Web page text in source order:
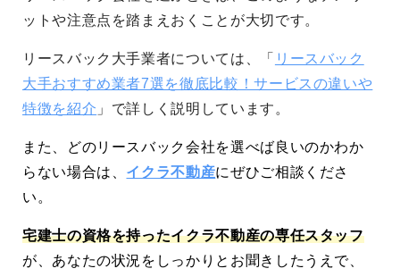
ットや注意点を踏まえおくことが大切です。
リースバック大手業者については、「 リースバック
大手おすすめ業者7選を徹底比較！サービスの違いや
特徴を紹介 」で詳しく説明しています。
また、どのリースバック会社を選べば良いのかわか
らない場合は、 イクラ不動産にぜひご相談くださ
い。
宅建士の資格を持ったイクラ不動産の専任スタッフ
が、あなたの状況をしっかりとお聞きしたうえで、